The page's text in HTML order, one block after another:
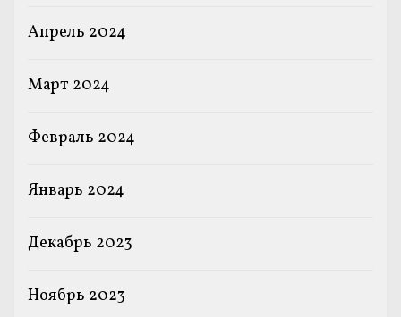
Апрель 2024
Март 2024
Февраль 2024
Январь 2024
Декабрь 2023
Ноябрь 2023